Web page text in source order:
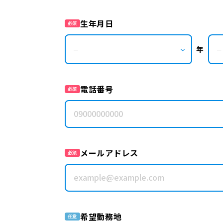
必須 生年月日
年
必須 電話番号
必須 メールアドレス
任意 希望勤務地